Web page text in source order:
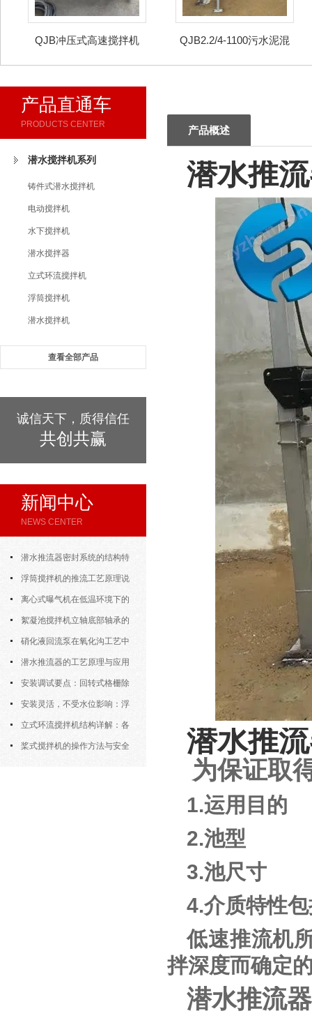
QJB冲压式高速搅拌机
QJB2.2/4-1100污水泥混
产品直通车
PRODUCTS CENTER
潜水搅拌机系列
铸件式潜水搅拌机
电动搅拌机
水下搅拌机
潜水搅拌器
立式环流搅拌机
浮筒搅拌机
潜水搅拌机
查看全部产品
诚信天下，质得信任
共创共赢
新闻中心
NEWS CENTER
潜水推流器密封系统的结构特
点与渗漏故障处理
浮筒搅拌机的推流工艺原理说
明 离心式曝气机在低温环境下的
运行特性与防冻措施
絮凝池搅拌机立轴底部轴承的
密封防水与免维护设计
硝化液回流泵在氧化沟工艺中
的布置位置对回流效果的影响
潜水推流器的工艺原理与应用
逻辑安装调试要点：回转式格栅除
污机的土建配合要求与水平度校准
安装灵活，不受水位影响：浮
筒式曝气机的结构优势与适用场景
立式环流搅拌机结构详解：各
部件的功能与协同
桨式搅拌机的操作方法与安全
产品概述
潜水推
潜水推
为保证取
1.运用目的
2.池型
3.池尺寸
4.介质特性
低速推流机
拌深度而确定
潜水推流